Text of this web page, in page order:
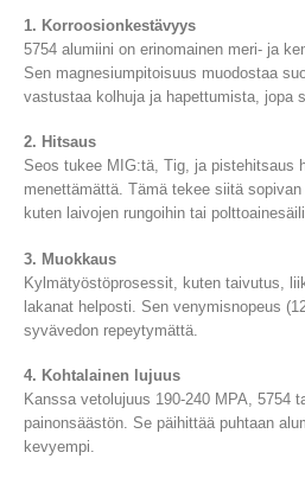
1. Korroosionkestävyys
5754 alumiini on erinomainen meri- ja
Sen magnesiumpitoisuus muodostaa
vastustaa kolhuja ja hapettumista, jopa
2. Hitsaus
Seos tukee MIG:tä, Tig, ja pistehitsaus
menettämättä. Tämä tekee siitä
kuten laivojen rungoihin tai
3. Muokkaus
Kylmätyöstöprosessit, kuten taivutus,
lakanat helposti. Sen venymisnopeus
syvävedon repeytymättä.
4. Kohtalainen lujuus
Kanssa vetolujuus 190-240 MPA, 5754
painonsäästön. Se päihittää puhtaan
kevyempi.